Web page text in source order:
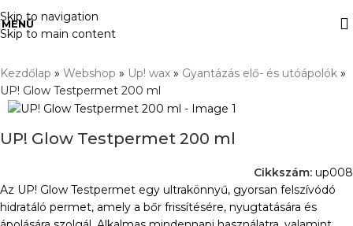
Skip to navigation
Skip to main content
MENÜ
Kezdőlap » Webshop » Up! wax » Gyantázás elő- és utóápolók »
UP! Glow Testpermet 200 ml
UP! Glow Testpermet 200 ml
Cikkszám: up008
Az UP! Glow Testpermet egy ultrakönnyű, gyorsan felszívódó
hidratáló permet, amely a bőr frissítésére, nyugtatására és